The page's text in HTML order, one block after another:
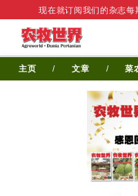
现在就订阅我们的杂志
主页 / 文章 / 菜